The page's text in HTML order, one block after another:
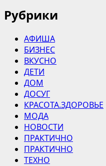
Рубрики
АФИША
БИЗНЕС
ВКУСНО
ДЕТИ
ДОМ
ДОСУГ
КРАСОТА.ЗДОРОВЬЕ
МОДА
НОВОСТИ
ПРАКТИЧНО
ПРАКТИЧНО
ТЕХНО